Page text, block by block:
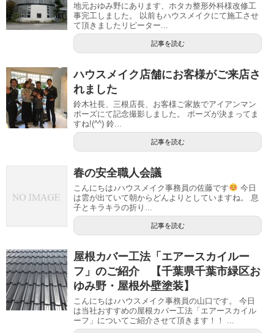
地元おゆみ野にあります、ホタカ整形外科様改修工
事完工しました。 以前もハウスメイクにて施工させ
て頂きましたリピーター...
記事を読む
ハウスメイク店舗にお客様がご来店さ
れました
鈴木社長、三根店長、お客様ご家族でアイアンマン
ポーズにて記念撮影しました。 ポーズが決まってま
すね!(^^) 鈴...
記事を読む
春の安全職人会議
こんにちは♪ハウスメイク事務員の佐藤です
今日
は雲が出ていて朝からどんよりとしていますね。 息
子とキラキラの折り...
記事を読む
屋根カバー工法「エアースカイルー
フ」のご紹介 【千葉県千葉市緑区お
ゆみ野・屋根外壁塗装】
こんにちは♪ハウスメイク事務員の山口です。 今日
は当社おすすめの屋根カバー工法「エアースカイル
ーフ」についてご紹介させて頂きます！！ ...